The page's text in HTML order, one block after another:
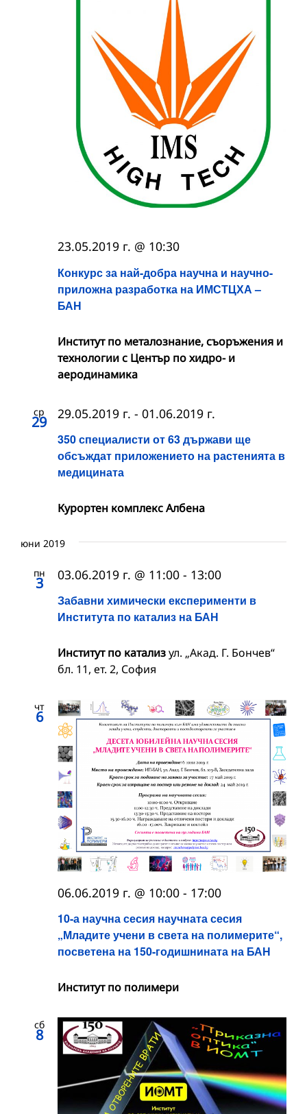
Конкурс за най-добра научна и научно-
приложна разработка на ИМСТЦХА –
БАН
23.05.2019 г. @ 10:30
Институт по металознание, съоръжения и
технологии с Център по хидро- и
аеродинамика
ср
29
350 специалисти от 63 държави ще
обсъждат приложението на растенията в
медицината
29.05.2019 г. - 01.06.2019 г.
Курортен комплекс Албена
юни 2019
пн
3
Забавни химически експерименти в
Института по катализ на БАН
03.06.2019 г. @ 11:00 - 13:00
Институт по катализул. „Акад. Г. Бончев“
бл. 11, ет. 2, София
чт
6
10-а научна сесия научната сесия
„Младите учени в света на полимерите“,
посветена на 150-годишнината на БАН
06.06.2019 г. @ 10:00 - 17:00
Институт по полимери
сб
8